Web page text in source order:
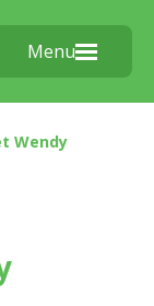
Menu
Wendy